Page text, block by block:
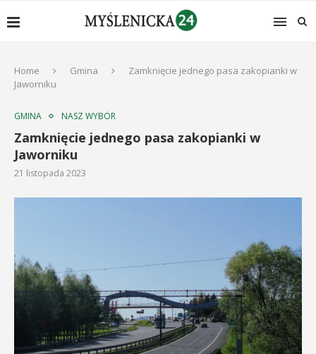
Home Gmina
Zamknięcie jednego pasa zakopianki w
Jaworniku
GMINA NASZ WYBÓR
Zamknięcie jednego pasa zakopianki w
Jaworniku
21 listopada 2023